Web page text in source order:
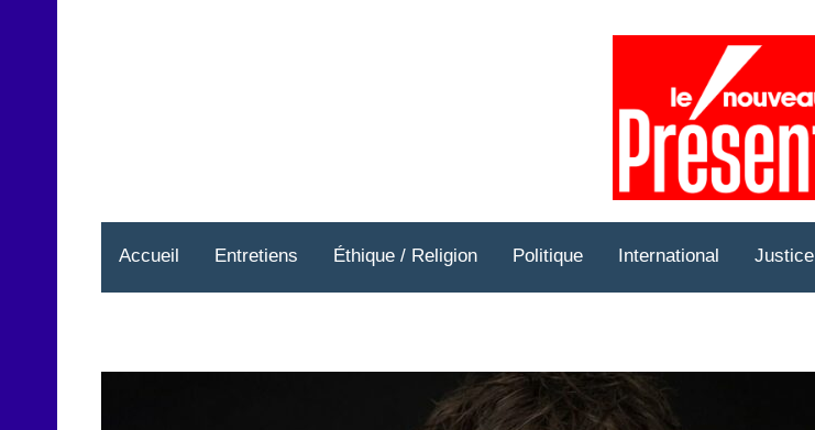
Accueil Entretiens Éthique / Religion Politique International Justice